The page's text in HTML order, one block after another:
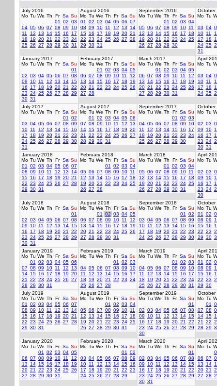
July 2016
Mo Tu We Th Fr Sa Su
01
02 03
04 05 06 07 08 09
10
11
12 13 14 15 16
17
18
19 20 21 22 23 24
25 26 27 28 29 30 31
August 2016
Mo Tu We Th Fr Sa Su
01
02 03 04 05 06 07
08 09 10 11 12 13
14
15 16 17 18 19 20 21
22 23 24 25 26 27 28
29 30 31
September 2016
Mo Tu We Th Fr Sa Su
01
02 03 04
05 06 07 08 09 10 11
12
13 14 15 16 17
18
19 20 21 22 23 24 25
26 27 28 29 30
October
Mo Tu
03 04
10 11
17
18
24 25
31
January 2017
Mo Tu We Th Fr Sa Su
01
02 03 04 05 06 07 08
09
10 11 12 13 14 15
16
17 18 19 20 21
22
23 24 25 26 27 28 29
30 31
February 2017
Mo Tu We Th Fr Sa Su
01
02 03 04 05
06 07 08 09 10 11
12
13
14 15 16 17 18
19
20 21 22 23 24 25 26
27 28
March 2017
Mo Tu We Th Fr Sa Su
01
02 03 04 05
06 07 08 09 10 11
12
13
14 15 16 17 18
19
20 21 22 23 24 25 26
27 28 29 30 31
April
Mo Tu
03 04
10 11
17
18
24 25
July 2017
Mo Tu We Th Fr Sa Su
01
02
03 04 05 06 07 08 09
10 11 12 13 14 15 16
17
18 19 20 21 22 23
24 25 26 27 28 29 30
31
August 2017
Mo Tu We Th Fr Sa Su
01
02 03 04 05 06
07 08 09 10 11 12
13
14 15 16 17 18 19 20
21
22 23 24 25 26 27
28 29 30 31
September 2017
Mo Tu We Th Fr Sa Su
01
02 03
04 05 06 07 08 09
10
11
12 13 14 15 16
17
18
19 20 21 22 23 24
25 26 27 28 29 30
October
Mo Tu
02 03
09
10
16
17
23 24
30 31
January 2018
Mo Tu We Th Fr Sa Su
01
02 03 04 05 06 07
08 09 10 11 12 13
14
15 16 17 18 19 20 21
22 23 24 25 26 27 28
29 30 31
February 2018
Mo Tu We Th Fr Sa Su
01
02 03 04
05 06 07 08 09 10 11
12
13 14 15 16 17
18
19 20 21 22 23 24 25
26 27 28
March 2018
Mo Tu We Th Fr Sa Su
01
02 03 04
05 06 07 08 09 10 11
12
13 14 15 16 17
18
19 20 21 22 23 24 25
26 27 28 29 30 31
April
Mo Tu
02 03
09
10
16
17
23 24
30
July 2018
Mo Tu We Th Fr Sa Su
01
02 03 04 05 06 07 08
09
10 11 12 13 14 15
16
17 18 19 20 21
22
23 24 25 26 27 28 29
30 31
August 2018
Mo Tu We Th Fr Sa Su
01
02 03 04 05
06 07 08 09 10 11
12
13
14 15 16 17 18
19
20 21 22 23 24 25 26
27 28 29 30 31
September 2018
Mo Tu We Th Fr Sa Su
01
02
03 04 05 06 07 08 09
10 11 12 13 14 15 16
17
18 19 20 21 22 23
24 25 26 27 28 29 30
October
Mo Tu
01
02
08 09
15 16
22 23
29 30
January 2019
Mo Tu We Th Fr Sa Su
01
02 03 04 05 06
07 08 09 10 11 12
13
14 15 16 17 18 19 20
21
22 23 24 25 26 27
28 29 30 31
February 2019
Mo Tu We Th Fr Sa Su
01
02 03
04 05 06 07 08 09
10
11
12 13 14 15 16
17
18
19 20 21 22 23 24
25 26 27 28
March 2019
Mo Tu We Th Fr Sa Su
01
02 03
04 05 06 07 08 09
10
11
12 13 14 15 16
17
18
19 20 21 22 23 24
25 26 27 28 29 30 31
April
Mo Tu
01
02
08 09
15 16
22 23
29 30
July 2019
Mo Tu We Th Fr Sa Su
01
02 03 04 05 06 07
08 09 10 11 12 13
14
15 16 17 18 19 20 21
22 23 24 25 26 27 28
29 30 31
August 2019
Mo Tu We Th Fr Sa Su
01
02 03 04
05 06 07 08 09 10 11
12
13 14 15 16 17
18
19 20 21 22 23 24 25
26 27 28 29 30 31
September 2019
Mo Tu We Th Fr Sa Su
01
02 03 04 05 06 07 08
09
10 11 12 13 14 15
16
17 18 19 20 21
22
23 24 25 26 27 28 29
30
October
Mo Tu
01
07 08
14 15
21
22
28 29
January 2020
Mo Tu We Th Fr Sa Su
01
02 03 04 05
06 07 08 09 10 11
12
13
14 15 16 17 18
19
20 21 22 23 24 25 26
27 28 29 30 31
February 2020
Mo Tu We Th Fr Sa Su
01
02
03 04 05 06 07 08 09
10 11 12 13 14 15 16
17
18 19 20 21 22 23
24 25 26 27 28 29
March 2020
Mo Tu We Th Fr Sa Su
01
02 03 04 05 06 07 08
09
10 11 12 13 14 15
16
17 18 19 20 21
22
23 24 25 26 27 28 29
30 31
April
Mo Tu
06 07
13
14
20 21
27 28